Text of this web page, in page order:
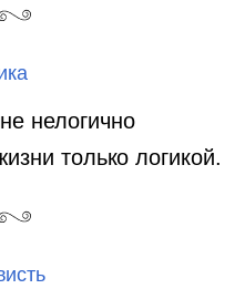
нелогично
только логикой.